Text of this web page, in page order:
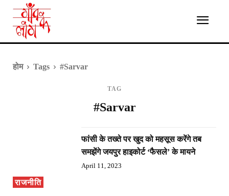
होम Tags #Sarvar
TAG
#Sarvar
राजनीति
फांसी के तख्ते पर खुद को महसूस करेंगे तब
समझेंगे जयपुर हाइकोर्ट ‘फैसले’ के मायने
April 11, 2023